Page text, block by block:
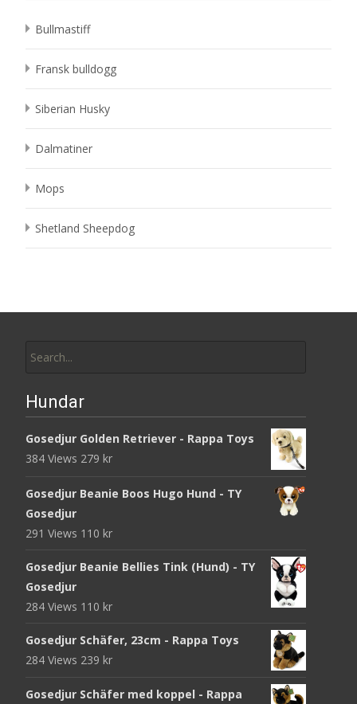
Bullmastiff
Fransk bulldogg
Siberian Husky
Dalmatiner
Mops
Shetland Sheepdog
for:
Hundar
Gosedjur Golden Retriever - Rappa Toys
384 Views 279 kr
Gosedjur Beanie Boos Hugo Hund - TY
Gosedjur
291 Views 110 kr
Gosedjur Beanie Bellies Tink (Hund) - TY
Gosedjur
284 Views 110 kr
Gosedjur Schäfer, 23cm - Rappa Toys
284 Views 239 kr
Gosedjur Schäfer med koppel - Rappa